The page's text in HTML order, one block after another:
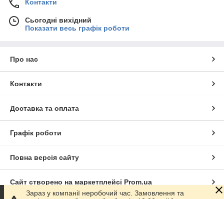
Контакти
Сьогодні вихідний
Показати весь графік роботи
Про нас
Контакти
Доставка та оплата
Графік роботи
Повна версія сайту
Сайт створено на маркетплейсі Prom.ua
Зараз у компанії неробочий час. Замовлення та